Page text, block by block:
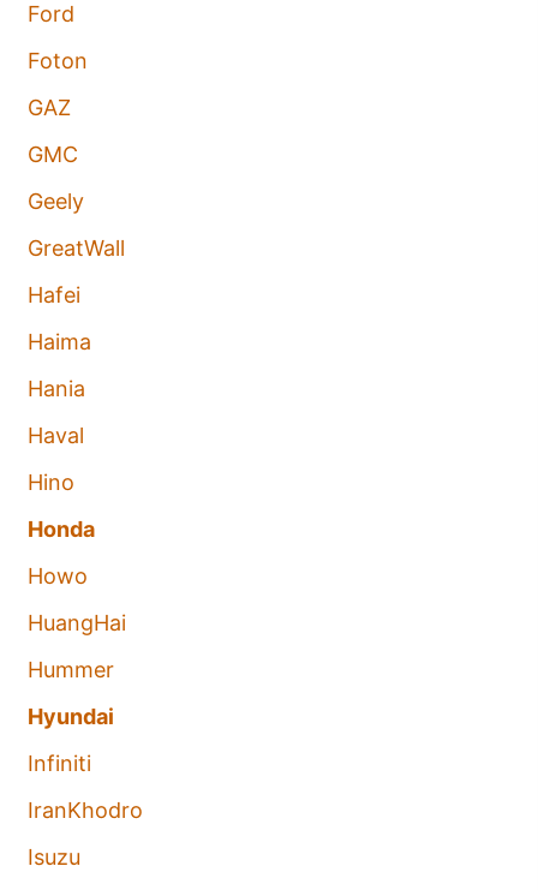
Ford
Foton
GAZ
GMC
Geely
GreatWall
Hafei
Haima
Hania
Haval
Hino
Honda
Howo
HuangHai
Hummer
Hyundai
Infiniti
IranKhodro
Isuzu